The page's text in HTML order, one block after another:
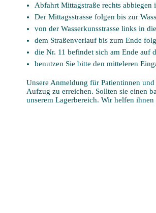
Abfahrt Mittagstraße rechts abbiegen
Der Mittagsstrasse folgen bis zur
von der Wasserkunsstrasse links in
dem Straßenverlauf bis zum Ende
die Nr. 11 befindet sich am Ende auf
benutzen Sie bitte den mitteleren
Unsere Anmeldung für Patientinnen
Aufzug zu erreichen. Sollten sie einen
unserem Lagerbereich. Wir helfen ihnen